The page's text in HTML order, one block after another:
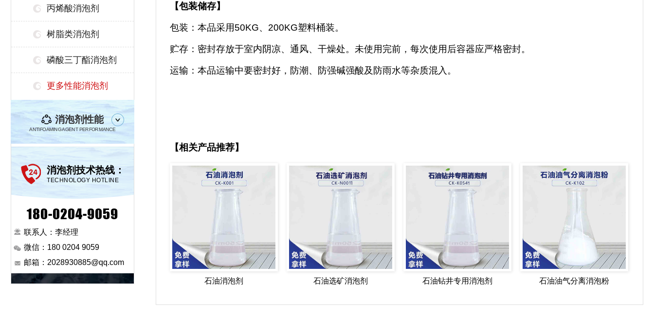
丙烯酸消泡剂
树脂类消泡剂
磷酸三丁酯消泡剂
更多性能消泡剂
消泡剂性能
ANTIFOAMING AGENT PERFORMANCE
消泡剂技术热线：
TECHNOLOGY HOTLINE
180-0204-9059
联系人：李经理
微信：180 0204 9059
邮箱：2028930885@qq.com
【包装储存】
包装：本品采用50KG、200KG塑料桶装。
贮存：密封存放于室内阴凉、通风、干燥处。未使用完前，每次使用后容器应严格密封。
运输：本品运输中要密封好，防潮、防强碱强酸及防雨水等杂质混入。
【相关产品推荐】
石油消泡剂 石油选矿消泡剂 石油钻井专用消泡剂 石油油气分离消泡粉